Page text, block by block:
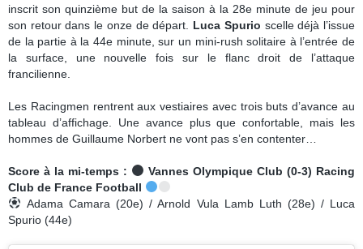
inscrit son quinzième but de la saison à la 28e minute de jeu pour
son retour dans le onze de départ. Luca Spurio scelle déjà l’issue
de la partie à la 44e minute, sur un mini-rush solitaire à l’entrée de
la surface, une nouvelle fois sur le flanc droit de l’attaque
francilienne.
Les Racingmen rentrent aux vestiaires avec trois buts d’avance au
tableau d’affichage. Une avance plus que confortable, mais les
hommes de Guillaume Norbert ne vont pas s’en contenter…
Score à la mi-temps :
Vannes Olympique Club (0-3) Racing
Club de France Football
Adama Camara (20e) / Arnold Vula Lamb Luth (28e) / Luca
Spurio (44e)